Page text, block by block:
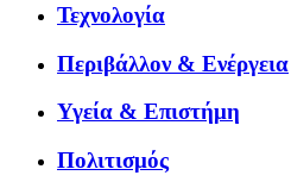
Τεχνολογία
Περιβάλλον & Ενέργεια
Υγεία & Επιστήμη
Πολιτισμός